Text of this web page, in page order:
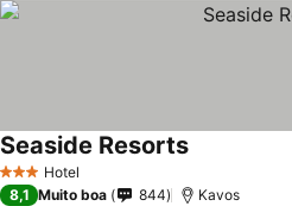
3 EstrelasHotel
Seaside Resorts
8,1 Muito boa 844 Kavos